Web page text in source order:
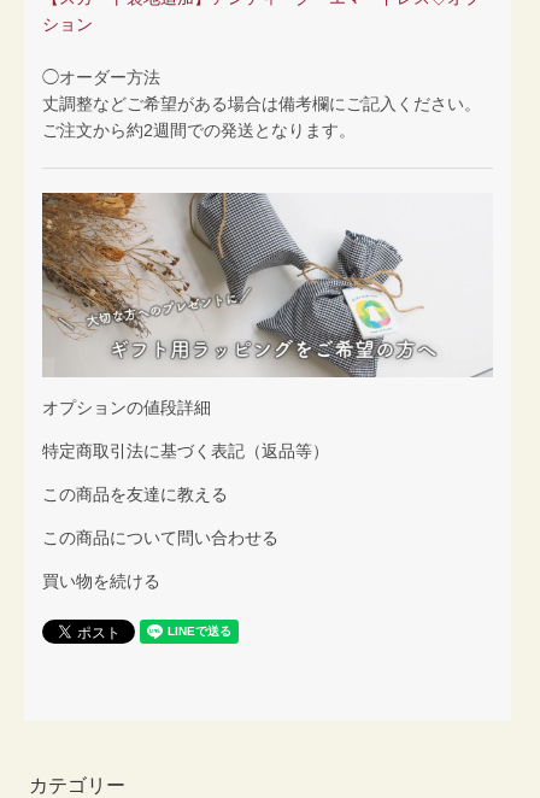
ション
◯オーダー方法
丈調整などご希望がある場合は備考欄にご記入ください。
ご注文から約2週間での発送となります。
オプションの値段詳細
特定商取引法に基づく表記（返品等）
この商品を友達に教える
この商品について問い合わせる
買い物を続ける
カテゴリー